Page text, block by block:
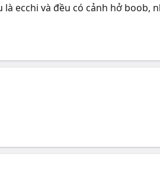
ecchi và đều có cảnh hở boob,